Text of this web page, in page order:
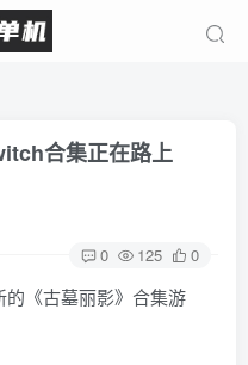
合集正在路上
0 125 0
《古墓丽影》合集游